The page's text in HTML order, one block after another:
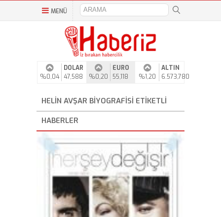
MENÜ
%0,04
DOLAR
47,588
%0,20
EURO
55,118
%1,20
ALTIN
6.573,780
HELIN AVŞAR BIYOGRAFISI ETIKETLI
HABERLER